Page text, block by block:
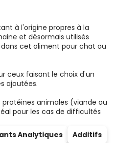
à l'origine propres à la
et désormais utilisés
cet aliment pour chat ou
ceux faisant le choix d'un
ajoutées.
protéines animales (viande ou
pour les cas de difficultés
Analytiques Additifs